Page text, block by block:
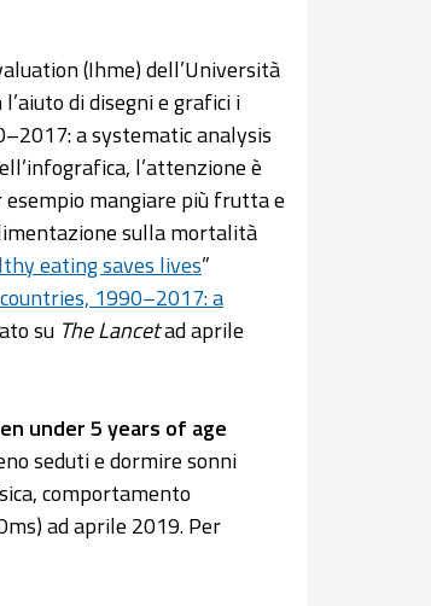
(Ihme) dell’Università
di disegni e grafici i
a systematic analysis
l’attenzione è
esempio mangiare più frutta e
sulla mortalità
eating saves lives”
1990–2017: a
su The Lancetad aprile
under 5 years of age
seduti e dormire sonni
comportamento
ad aprile 2019. Per